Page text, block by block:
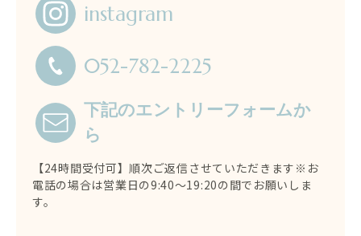
instagram
052-782-2225
下記のエントリーフォームか
ら
【24時間受付可】順次ご返信させていただきます※お
電話の場合は営業日の9:40～19:20の間でお願いしま
す。